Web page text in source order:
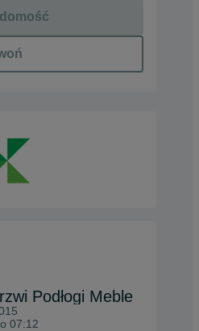
Podłogi Meble
07:12